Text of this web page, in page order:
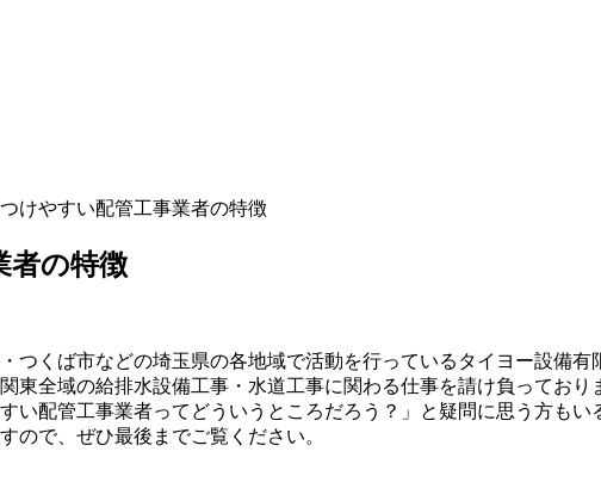
けやすい配管工事業者の特徴
者の特徴
つくば市などの埼玉県の各地域で活動を行っているタイヨー設備有
東全域の給排水設備工事・水道工事に関わる仕事を請け負っており
い配管工事業者ってどういうところだろう？」と疑問に思う方もい
ので、ぜひ最後までご覧ください。